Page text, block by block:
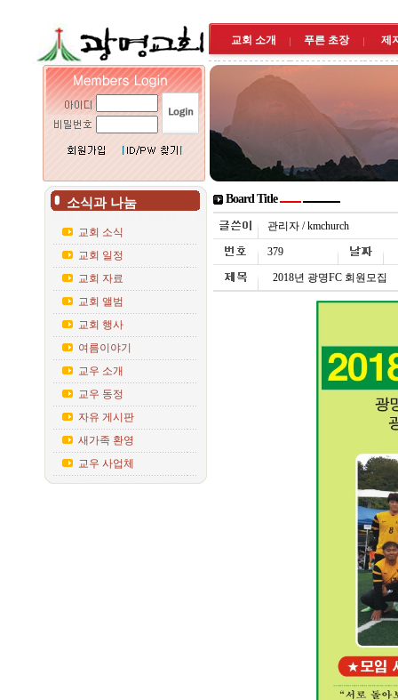
교회 소개 푸른 초장 제
소식과 나눔
교회 소식
교회 일정
교회 자료
교회 앨범
교회 행사
여름이야기
교우 소개
교우 동정
자유 게시판
새가족 환영
교우 사업체
Board Title
관리자 / kmchurch
379
2018년 광명FC 회원모집